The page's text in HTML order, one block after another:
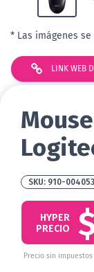
* Las imágenes
LINK WEB
910-004053
HYPER
PRECIO
Precio sin